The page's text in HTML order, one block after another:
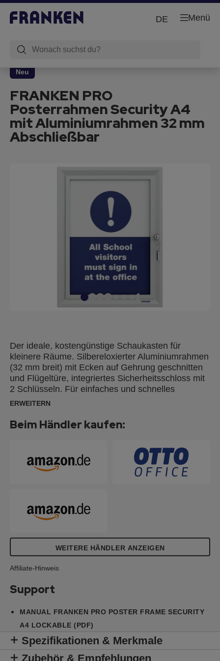
Menü
DE
Neu
FRANKEN PRO
Posterrahmen Security A4
mit Aluminiumrahmen 32 mm
Abschließbar
Der ideale, kostengünstige Schaukasten für
kleinere Räume. Silbereloxierter Aluminiumrahmen
(32 mm breit) mit Ecken auf Gehrung geschnitten
und Flügeltüre, integriertes Sicherheitsschloss mit
2 Schlüsseln. Für einfaches und schnelles
Wechseln der Aushänge und sicherer
und Dübel) zur Wandmontage im Hoch- oder
ERWEITERN
Beim Händler kaufen:
WEITERE HÄNDLER ANZEIGEN
Affiliate-Hinweis
Support
MANUAL FRANKEN PRO POSTER FRAME SECURITY
A4 LOCKABLE (PDF)
Spezifikationen & Merkmale
Zubehör & Empfehlungen